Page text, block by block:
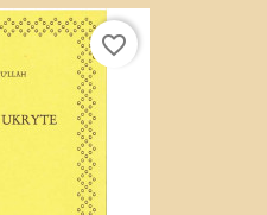
favorite_border